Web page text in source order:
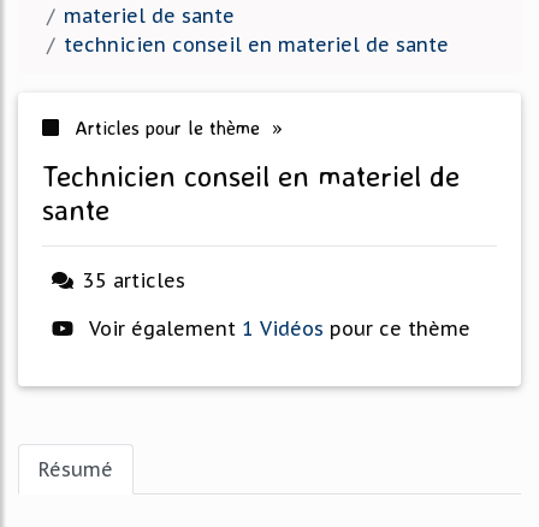
materiel de sante
technicien conseil en materiel de sante
Articles pour le thème »
technicien conseil en materiel de
sante
35 articles
Voir également 1 Vidéos pour ce thème
Résumé